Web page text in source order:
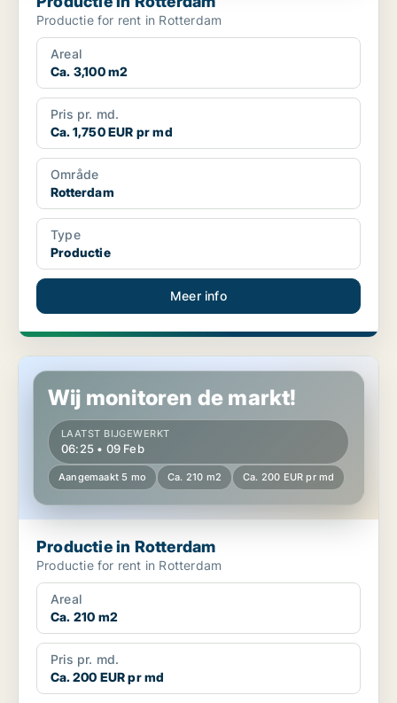
Productie for rent in Rotterdam
Areal
Ca. 3,100 m2
Pris pr. md.
Ca. 1,750 EUR pr md
Område
Rotterdam
Type
Productie
Meer info
Productie in Rotterdam
Wij monitoren de markt!
LAATST BIJGEWERKT
06:25 • 09 Feb
Aangemaakt 5 mo Ca. 210 m2 Ca. 200 EUR pr md
Productie in Rotterdam
Productie for rent in Rotterdam
Areal
Ca. 210 m2
Pris pr. md.
Ca. 200 EUR pr md